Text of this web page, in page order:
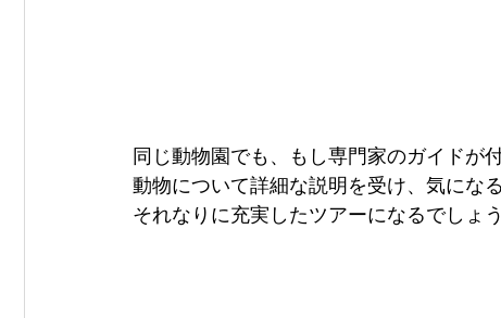
同じ動物園でも、もし専門家のガイドが
動物について詳細な説明を受け、気にな
それなりに充実したツアーになるでしょう